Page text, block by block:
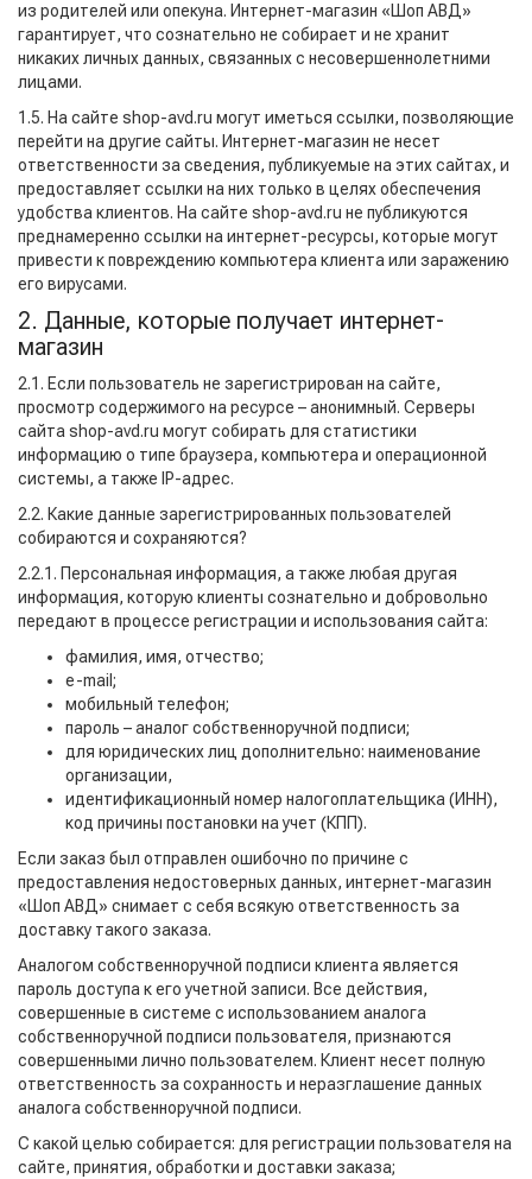
из родителей или опекуна. Интернет-магазин «Шоп АВД»
гарантирует, что сознательно не собирает и не хранит
никаких личных данных, связанных с несовершеннолетними
лицами.
1.5. На сайте shop-avd.ru могут иметься ссылки, позволяющие
перейти на другие сайты. Интернет-магазин не несет
ответственности за сведения, публикуемые на этих сайтах, и
предоставляет ссылки на них только в целях обеспечения
удобства клиентов. На сайте shop-avd.ru не публикуются
преднамеренно ссылки на интернет-ресурсы, которые могут
привести к повреждению компьютера клиента или заражению
его вирусами.
2. Данные, которые получает интернет-
магазин
2.1. Если пользователь не зарегистрирован на сайте,
просмотр содержимого на ресурсе – анонимный. Серверы
сайта shop-avd.ru могут собирать для статистики
информацию о типе браузера, компьютера и операционной
системы, а также IP-адрес.
2.2. Какие данные зарегистрированных пользователей
собираются и сохраняются?
2.2.1. Персональная информация, а также любая другая
информация, которую клиенты сознательно и добровольно
передают в процессе регистрации и использования сайта:
фамилия, имя, отчество;
e-mail;
мобильный телефон;
пароль – аналог собственноручной подписи;
для юридических лиц дополнительно: наименование
организации,
идентификационный номер налогоплательщика (ИНН),
код причины постановки на учет (КПП).
Если заказ был отправлен ошибочно по причине с
предоставления недостоверных данных, интернет-магазин
«Шоп АВД» снимает с себя всякую ответственность за
доставку такого заказа.
Аналогом собственноручной подписи клиента является
пароль доступа к его учетной записи. Все действия,
совершенные в системе с использованием аналога
собственноручной подписи пользователя, признаются
совершенными лично пользователем. Клиент несет полную
ответственность за сохранность и неразглашение данных
аналога собственноручной подписи.
С какой целью собирается: для регистрации пользователя на
сайте, принятия, обработки и доставки заказа;